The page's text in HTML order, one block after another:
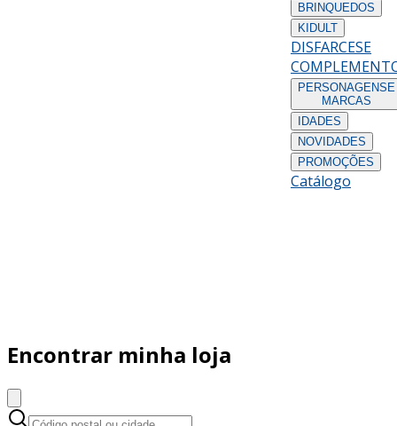
BRINQUEDOS
KIDULT
DISFARCESE
PERSONAGENS E
MARCAS
IDADES
NOVIDADES
PROMOÇÕES
Catálogo
Encontrar minha loja